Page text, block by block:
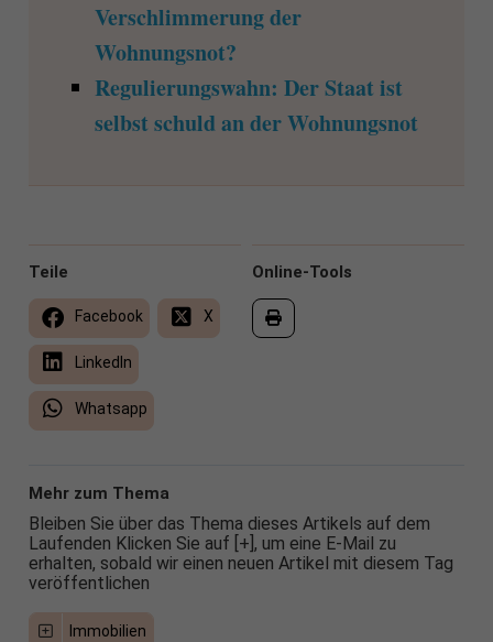
Verschlimmerung der
Wohnungsnot?
Regulierungswahn: Der Staat ist
selbst schuld an der Wohnungsnot
Online-Tools
Teile
Facebook X
LinkedIn
Whatsapp
Mehr zum Thema
Bleiben Sie über das Thema dieses Artikels auf dem
Laufenden Klicken Sie auf [+], um eine E-Mail zu
erhalten, sobald wir einen neuen Artikel mit diesem Tag
veröffentlichen
Immobilien